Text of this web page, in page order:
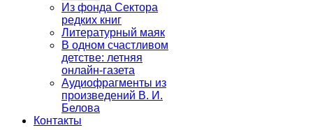
Из фонда Сектора
редких книг
Литературный маяк
В одном счастливом
детстве: летняя
онлайн-газета
Аудиофрагменты из
произведений В. И.
Белова
Контакты